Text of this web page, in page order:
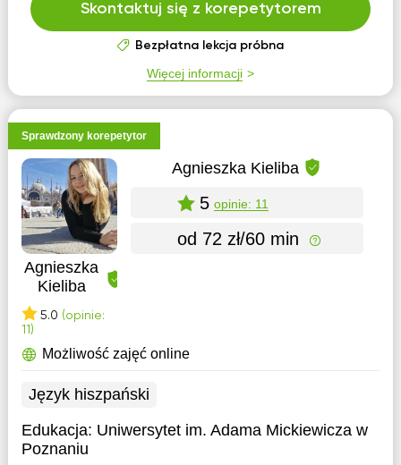
Skontaktuj się z korepetytorem
Bezpłatna lekcja próbna
Więcej informacji
Sprawdzony korepetytor
Agnieszka
Kieliba
5.0 (opinie:
11)
Agnieszka Kieliba
5 opinie: 11
od 72 zł/60 min
Możliwość zajęć online
Język hiszpański
Edukacja: Uniwersytet im. Adama Mickiewicza w
Poznaniu